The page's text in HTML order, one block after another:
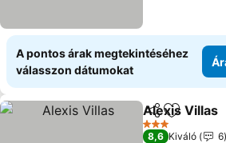
A pontos árak megtekintéséhez
válasszon dátumokat
Megosztás
Alexis Villas
3 Kategória
8,6 Kiváló
6